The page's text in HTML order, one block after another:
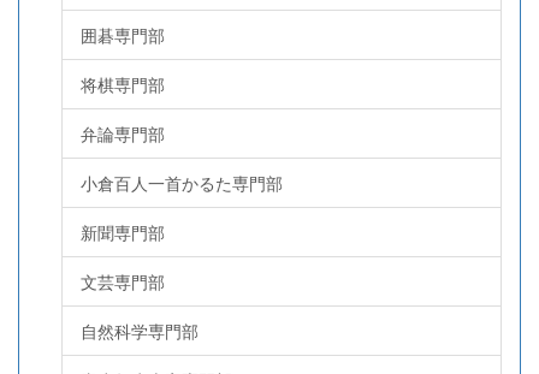
囲碁専門部
将棋専門部
弁論専門部
小倉百人一首かるた専門部
新聞専門部
文芸専門部
自然科学専門部